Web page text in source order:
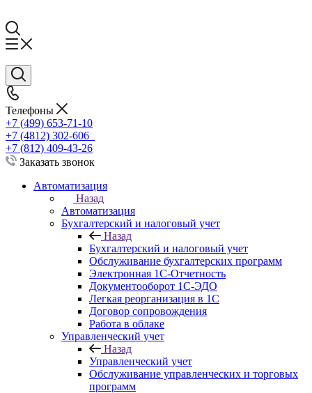
Телефоны
+7 (499) 653-71-10
+7 (4812) 302-606
+7 (812) 409-43-26
Заказать звонок
Автоматизация
Назад
Автоматизация
Бухгалтерский и налоговый учет
Назад
Бухгалтерский и налоговый учет
Обслуживание бухгалтерских программ
Электронная 1С-Отчетность
Документооборот 1С-ЭДО
Легкая реорганизация в 1С
Договор сопровождения
Работа в облаке
Управленческий учет
Назад
Управленческий учет
Обслуживание управленческих и торговых
программ